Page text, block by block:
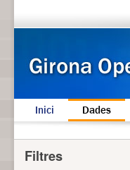
Inici Dades
Filtres